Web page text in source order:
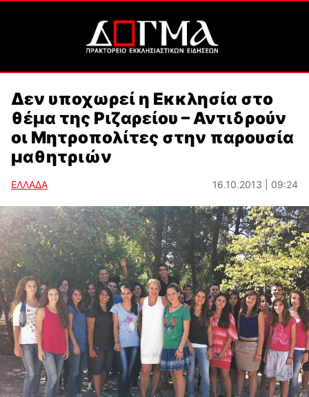
Δεν υποχωρεί η Εκκλησία στο
θέμα της Ριζαρείου – Αντιδρούν
οι Μητροπολίτες στην παρουσία
μαθητριών
ΕΛΛΑΔΑ 16.10.2013 | 09:24